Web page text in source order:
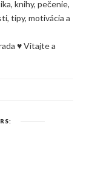
knihy, pečenie,
tipy, motivácia a
♥ Vitajte a